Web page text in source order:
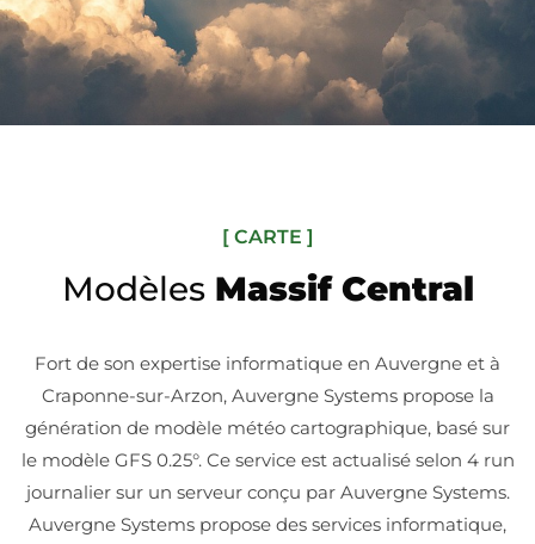
[ CARTE ]
Modèles Massif Central
Fort de son expertise informatique en Auvergne et à
Craponne-sur-Arzon, Auvergne Systems propose la
génération de modèle météo cartographique, basé sur
le modèle GFS 0.25°. Ce service est actualisé selon 4 run
journalier sur un serveur conçu par Auvergne Systems.
Auvergne Systems propose des services informatique,